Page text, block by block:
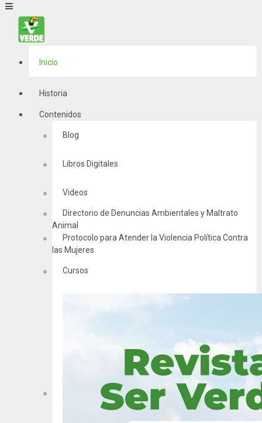
Inicio
Historia
Contenidos
Blog
Libros Digitales
Videos
Directorio de Denuncias Ambientales y Maltrato
Animal
Protocolo para Atender la Violencia Política Contra
las Mujeres
Cursos